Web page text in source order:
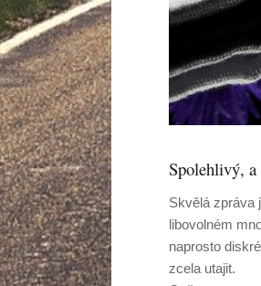
Spolehlivý,
Skvělá zpráva
libovolném
naprosto
zcela utajit.